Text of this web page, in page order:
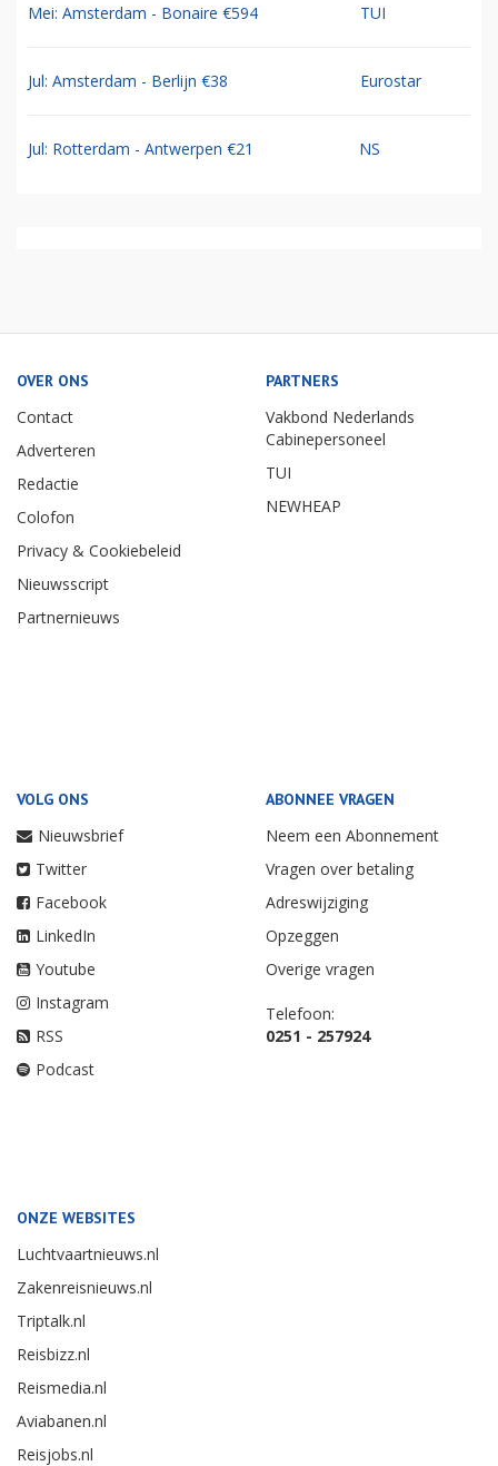
Mei: Amsterdam - Bonaire €594 TUI
Jul: Amsterdam - Berlijn €38 Eurostar
Jul: Rotterdam - Antwerpen €21 NS
OVER ONS
Contact
Adverteren
Redactie
Colofon
Privacy & Cookiebeleid
Nieuwsscript
Partnernieuws
PARTNERS
Vakbond Nederlands
Cabinepersoneel
TUI
NEWHEAP
VOLG ONS
Nieuwsbrief
Twitter
Facebook
LinkedIn
Youtube
Instagram
RSS
Podcast
ABONNEE VRAGEN
Neem een Abonnement
Vragen over betaling
Adreswijziging
Opzeggen
Overige vragen
Telefoon:
0251 - 257924
ONZE WEBSITES
Luchtvaartnieuws.nl
Zakenreisnieuws.nl
Triptalk.nl
Reisbizz.nl
Reismedia.nl
Aviabanen.nl
Reisjobs.nl